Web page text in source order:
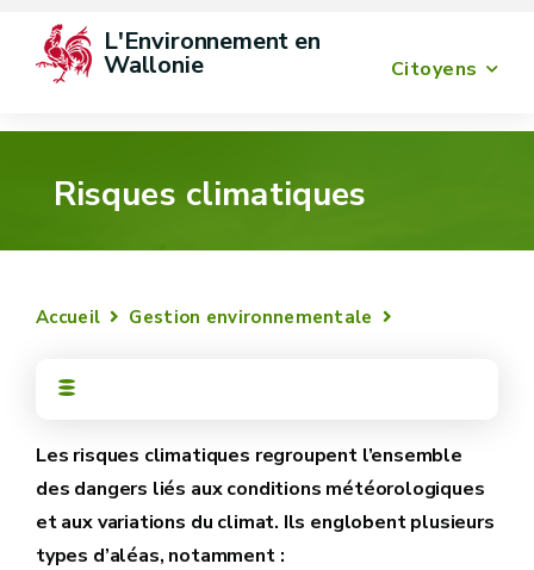
Citoyens
L'Environnement en
Wallonie
Risques climatiques
Accueil Gestion environnementale
Les risques climatiques regroupent l’ensemble
des dangers liés aux conditions météorologiques
et aux variations du climat. Ils englobent plusieurs
types d’aléas, notamment :